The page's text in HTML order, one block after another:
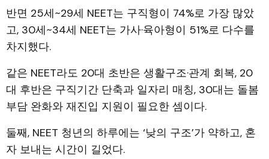
반면 25세~29세 NEET는 구직형이 74%로 가장 많았
고, 30세~34세 NEET는 가사·육아형이 51%로 다수를
차지했다.
같은 NEET라도 20대 초반은 생활구조·관계 회복, 20
대 후반은 구직기간 단축과 일자리 매칭, 30대는 돌봄
부담 완화와 재진입 지원이 필요한 셈이다.
둘째, NEET 청년의 하루에는 ‘낮의 구조’가 약하고, 혼
자 보내는 시간이 길었다.